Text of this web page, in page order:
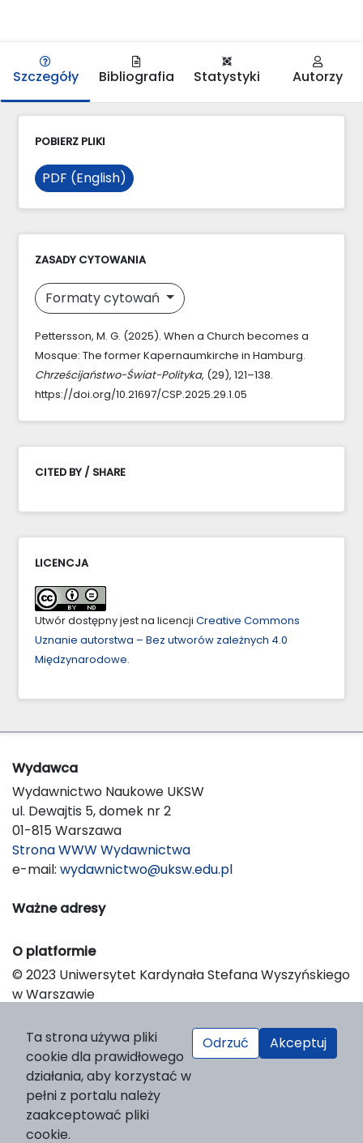
Szczegóły Bibliografia Statystyki Autorzy
POBIERZ PLIKI
PDF (English)
ZASADY CYTOWANIA
Formaty cytowań
Pettersson, M. G. (2025). When a Church becomes a
Mosque: The former Kapernaumkirche in Hamburg.
Chrześcijaństwo-Świat-Polityka, (29), 121–138.
https://doi.org/10.21697/CSP.2025.29.1.05
CITED BY / SHARE
LICENCJA
Utwór dostępny jest na licencji Creative Commons
Uznanie autorstwa – Bez utworów zależnych 4.0
Międzynarodowe.
Wydawca
Wydawnictwo Naukowe UKSW
ul. Dewajtis 5, domek nr 2
01-815 Warszawa
Strona WWW Wydawnictwa
e-mail: wydawnictwo@uksw.edu.pl
Ważne adresy
O platformie
© 2023 Uniwersytet Kardynała Stefana Wyszyńskiego
w Warszawie
Platform & Workflow by OJS/PKP
Ta strona używa pliki
cookie dla prawidłowego
działania, aby korzystać w
pełni z portalu należy
zaakceptować pliki
cookie.
Odrzuć Akceptuj